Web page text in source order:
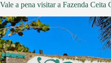
Vale a pena visitar a Fazenda Ceita